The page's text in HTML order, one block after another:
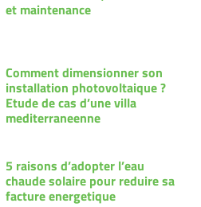
et maintenance
Comment dimensionner son
installation photovoltaique ?
Etude de cas d’une villa
mediterraneenne
5 raisons d’adopter l’eau
chaude solaire pour reduire sa
facture energetique